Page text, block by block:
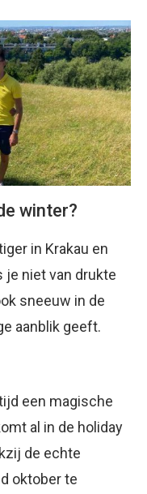
winter?
in Krakau en
je niet van drukte
sneeuw in de
aanblik geeft.
een magische
al in de holiday
de echte
oktober te